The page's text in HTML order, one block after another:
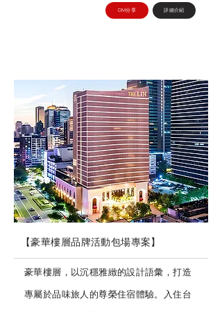
DM分享 詳細介紹
豪華樓層，以沉穩雅緻的設計語彙，打造
專屬於品味旅人的尊榮住宿體驗。入住台
【豪華樓層品牌活動包場專案】